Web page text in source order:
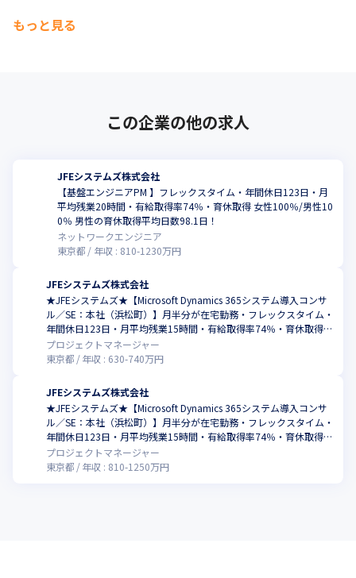
安定運用と改善提案を通じて、顧客満足度向上に貢献
顧客のビジネス課題を理解し、ITインフラの企画・提案を
社内外のステークホルダーと連携し、大規模案件を推進
技術とビジネスの両面から会社の成長に貢献
・新規事業やサービス開発、次世代システム基盤構想などの先進
的な業務にも挑戦可能
て、エンジニアとしてのスキルを飛躍的に向上
・キャリア支援として、キャリアパスに応じた社内研修を受講可
スキルアップを支援する報奨金制度や各種手当あり
・原則連続9日間以上(土日含む)の長期休暇（フリーバカンス制
※ただし、今回求人のJFEスチール工場NW担当は出社勤務。都合
により在宅勤務可。
また、制度だけでなく、活発に制度活用もされており、健康経営
優良法人に認定されています。他にも以下の通りです。
・月平均残業20時間
・年間休日123日
・有給取得率74%
98.1日！
【このポジションの魅力】
・クラウドネットワークの専門性が高まります
・ネットワーク案件（セキュリティ対策、IT運用含む）のサービ
ス企画からたずさわることができます
スキル）も習得できます
・リモートワーク月40%程度（平均 週２日程度）
・残業 月平均20時間
【配属先情報】
配属先：基盤事業本部　基盤エンジニアリング部
もっと見る
この企業の他の求人
JFEシステムズ株式会社
【基盤エンジニアPM 】フレックスタイム・年間休日123日・月
平均残業20時間・有給取得率74％・育休取得 女性100％/男性10
0％ 男性の育休取得平均日数98.1日！
ネットワークエンジニア
東京都
年収 : 810-1230万円
JFEシステムズ株式会社
★JFEシステムズ★【Microsoft Dynamics 365システム導入コンサ
ル／SE：本社（浜松町）】月半分が在宅勤務・フレックスタイム・
年間休日123日・月平均残業15時間・有給取得率74％・育休取得
女性100％/男性100％ 男性の育休取得平均日数98.1日！
プロジェクトマネージャー
東京都
年収 : 630-740万円
JFEシステムズ株式会社
★JFEシステムズ★【Microsoft Dynamics 365システム導入コンサ
ル／SE：本社（浜松町）】月半分が在宅勤務・フレックスタイム・
年間休日123日・月平均残業15時間・有給取得率74％・育休取得
女性100％/男性100％ 男性の育休取得平均日数98.1日！
プロジェクトマネージャー
東京都
年収 : 810-1250万円